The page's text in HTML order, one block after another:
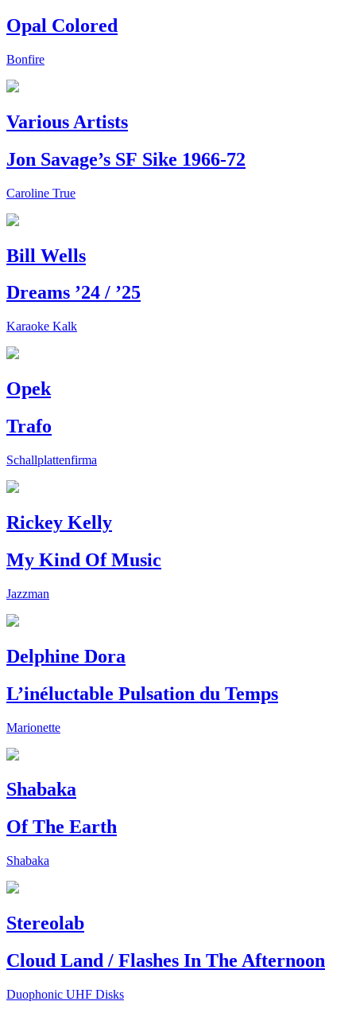
Opal Colored
Bonfire
Various Artists
Jon Savage’s SF Sike 1966-72
Caroline True
Bill Wells
Dreams ’24 / ’25
Karaoke Kalk
Opek
Trafo
Schallplattenfirma
Rickey Kelly
My Kind Of Music
Jazzman
Delphine Dora
L’inéluctable Pulsation du Temps
Marionette
Shabaka
Of The Earth
Shabaka
Stereolab
Cloud Land / Flashes In The Afternoon
Duophonic UHF Disks